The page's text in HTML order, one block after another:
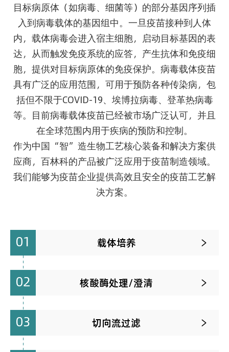
目标病原体（如病毒、细菌等）的部分基因序列插
入到病毒载体的基因组中。一旦疫苗接种到人体
内，载体病毒会进入宿主细胞，启动目标基因的表
达，从而触发免疫系统的应答，产生抗体和免疫细
胞，提供对目标病原体的免疫保护。病毒载体疫苗
具有广泛的应用范围，可用于预防各种传染病，包
括但不限于COVID-19、埃博拉病毒、登革热病毒
等。目前病毒载体疫苗已经被市场广泛认可，并且
在全球范围内用于疾病的预防和控制。
作为中国“智”造生物工艺核心装备和解决方案供
应商，百林科的产品被广泛应用于疫苗制造领域。
我们能够为疫苗企业提供高效且安全的疫苗工艺解
决方案。
01 载体培养 
02 核酸酶处理/澄清 
03 切向流过滤 